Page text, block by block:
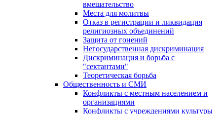
вмешательство
Места для молитвы
Отказ в регистрации и ликвидация
религиозных объединений
Защита от гонений
Негосударственная дискриминация
Дискриминация и борьба с
"сектантами"
Теоретическая борьба
Общественность и СМИ
Конфликты с местным населением и
организациями
Конфликты с учреждениями культуры